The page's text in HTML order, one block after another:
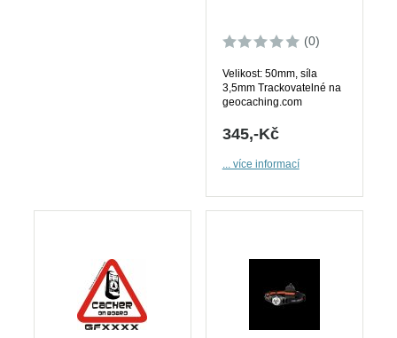
(0)
Velikost: 50mm, síla
3,5mm Trackovatelné na
geocaching.com
345,-Kč
... více informací